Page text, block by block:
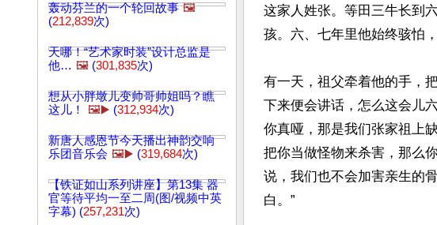
轰动芬兰的一个轮回故事 🖼️
(212,839次)
天哪！“艺术家时装”设计总监是
他… 🖼️ (301,835次)
想从小胖墩儿变帅哥帅姐吗？瞧
这儿！
🖼️▶️ (312,934次)
新唐人感恩节今天播出神韵交响
乐团音乐会 🖼️▶️ (319,684次)
【铁证如山系列讲座】第13集 器
官等待平均一至二周(图/视频中英
字幕) (257,231次)
这家人姓张。等田三牛长到
孩。六、七年里他始终骇怕
有一天，祖父牵着他的手，
下来便会讲话，怎么这会儿
你真哑，那是我们张家祖上
把你当做怪物来杀害，那么
说，我们也不会加害亲生的
白。”